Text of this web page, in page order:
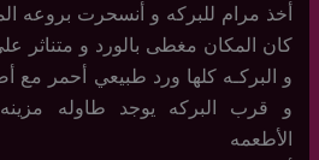
أخذ مرام للبركه و أنسحرت بروعه
كان المكان مغطى بالورد و متناثر
و البركـه كلها ورد طبيعي أحمر
و قرب البركه يوجد طاوله
الأطعمه